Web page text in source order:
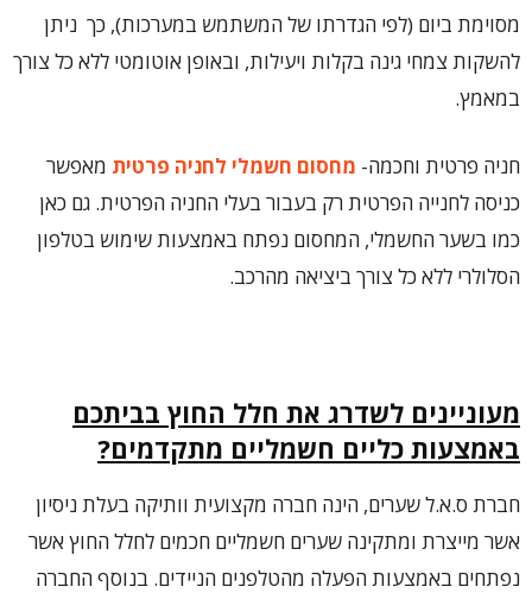
מסוימת ביום (לפי הגדרתו של המשתמש במערכות), כך ניתן
להשקות צמחי גינה בקלות ויעילות, ובאופן אוטומטי ללא כל צורך
במאמץ.
חניה פרטית וחכמה- מחסום חשמלי לחניה פרטית מאפשר
כניסה לחנייה הפרטית רק בעבור בעלי החניה הפרטית. גם כאן
כמו בשער החשמלי, המחסום נפתח באמצעות שימוש בטלפון
הסלולרי ללא כל צורך ביציאה מהרכב.
מעוניינים לשדרג את חלל החוץ בביתכם
באמצעות כליים חשמליים מתקדמים?
חברת ס.א.ל שערים, הינה חברה מקצועית וותיקה בעלת ניסיון
אשר מייצרת ומתקינה שערים חשמליים חכמים לחלל החוץ אשר
נפתחים באמצעות הפעלה מהטלפנים הניידים. בנוסף החברה